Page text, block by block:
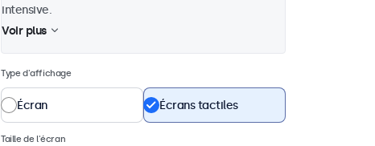
intensive.
Voir plus
Type d'affichage
Écran Écrans tactiles
Taille de l'écran